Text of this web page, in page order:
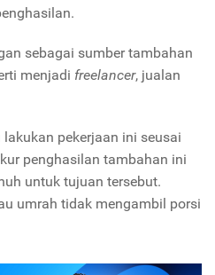
sebagai sumber tambahan
menjadi freelancer, jualan
pekerjaan ini seusai
penghasilan tambahan ini
untuk tujuan tersebut.
umrah tidak mengambil porsi